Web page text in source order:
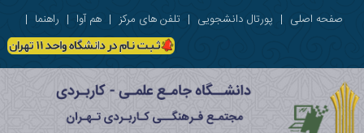
صفحه اصلی | پورتال دانشجویی | تلفن های مرکز | هم آوا | راهنما |